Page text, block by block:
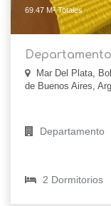
69.47 M² Totales
Mar Del Plata,
de Buenos Aires,
Departamento
2 Dormitorios